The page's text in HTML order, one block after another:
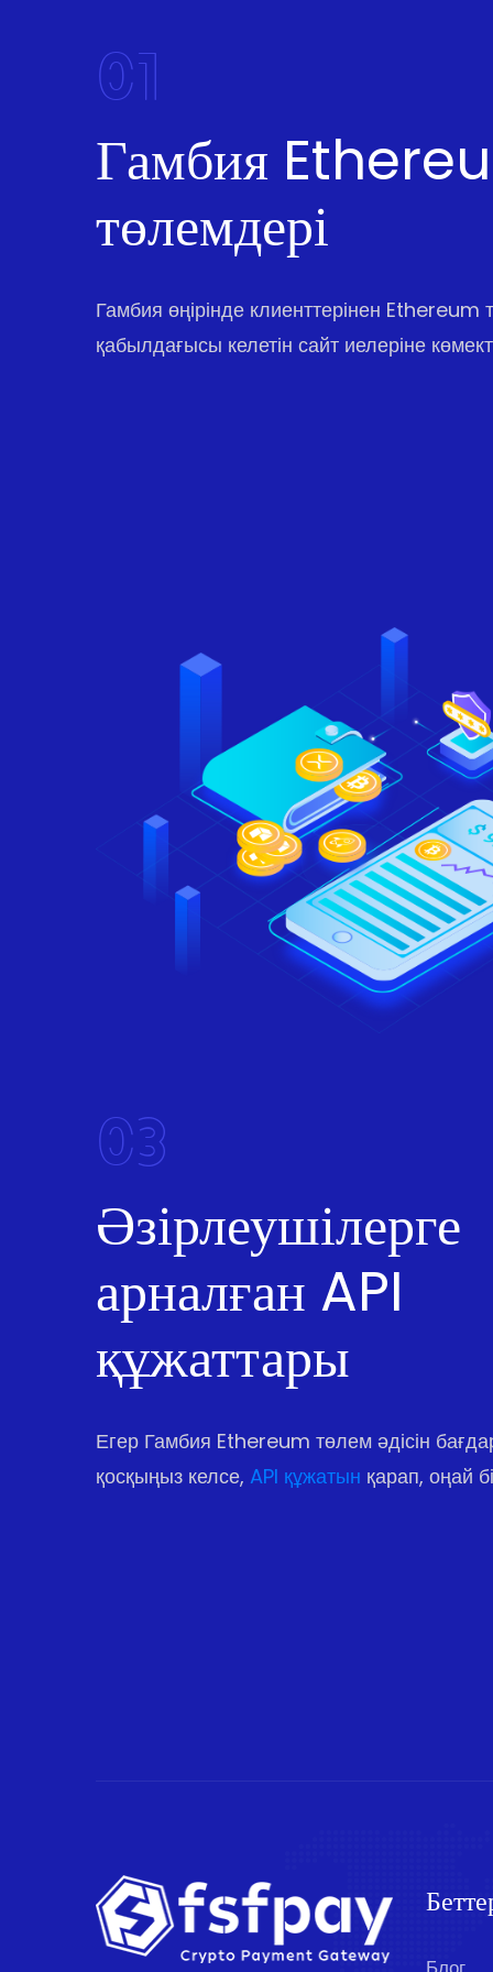
01
Гамбия
төлемдері
Гамбия өңірінде клиенттерінен Ethereum
қабылдағысы келетін сайт иелеріне
03
Әзірлеушілерге
арналған API
құжаттары
Егер Гамбия Ethereum төлем әдісін
қосқыңыз келсе, API құжатын қарап, оңай